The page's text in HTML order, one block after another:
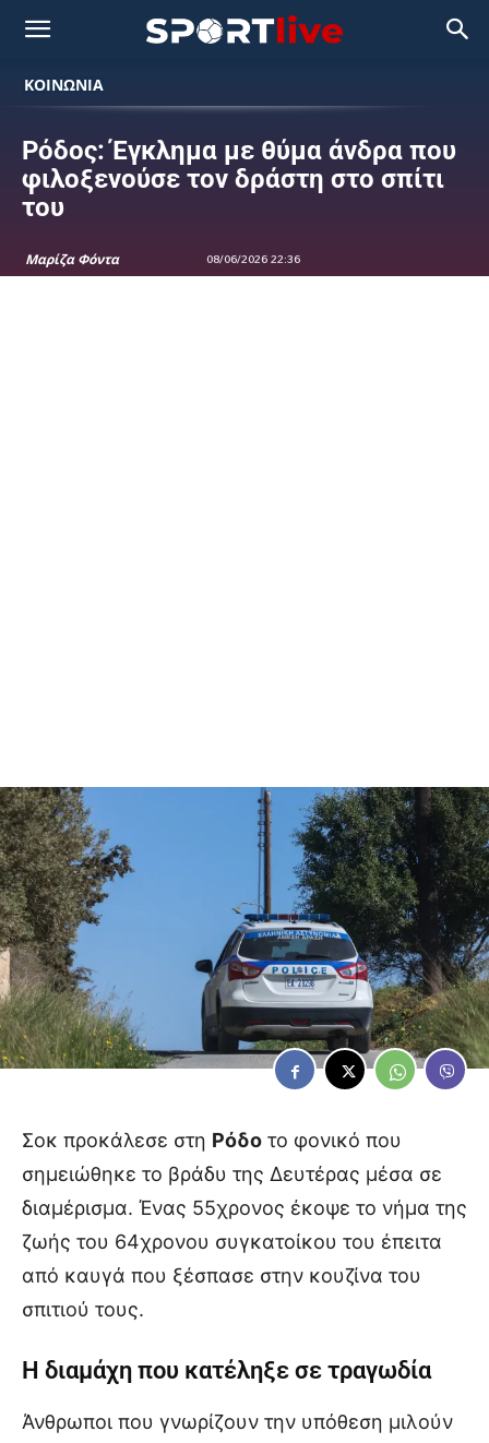
ΚΟΙΝΩΝΙΑ
Ρόδος: Έγκλημα με θύμα άνδρα που
φιλοξενούσε τον δράστη στο σπίτι
του
Μαρίζα Φόντα 08/06/2026 22:36
Σοκ προκάλεσε στη Ρόδο το φονικό που
σημειώθηκε το βράδυ της Δευτέρας μέσα σε
διαμέρισμα. Ένας 55χρονος έκοψε το νήμα της
ζωής του 64χρονου συγκατοίκου του έπειτα
από καυγά που ξέσπασε στην κουζίνα του
σπιτιού τους.
Η διαμάχη που κατέληξε σε τραγωδία
Άνθρωποι που γνωρίζουν την υπόθεση μιλούν